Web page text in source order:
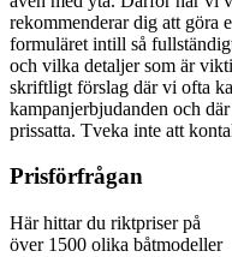
rekommenderar dig att göra
formuläret intill så
och vilka detaljer som är
skriftligt förslag där vi ofta
kampanjerbjudanden och
prissatta. Tveka inte att
Prisförfrågan
Här hittar du riktpriser på
över 1500 olika båtmodeller